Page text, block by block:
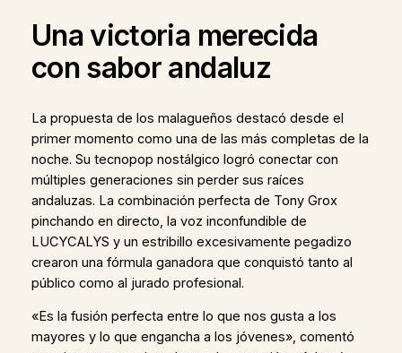
Una victoria merecida
con sabor andaluz
La propuesta de los malagueños destacó desde el
primer momento como una de las más completas de la
noche. Su tecnopop nostálgico logró conectar con
múltiples generaciones sin perder sus raíces
andaluzas. La combinación perfecta de Tony Grox
pinchando en directo, la voz inconfundible de
LUCYCALYS y un estribillo excesivamente pegadizo
crearon una fórmula ganadora que conquistó tanto al
público como al jurado profesional.
«Es la fusión perfecta entre lo que nos gusta a los
mayores y lo que engancha a los jóvenes», comentó